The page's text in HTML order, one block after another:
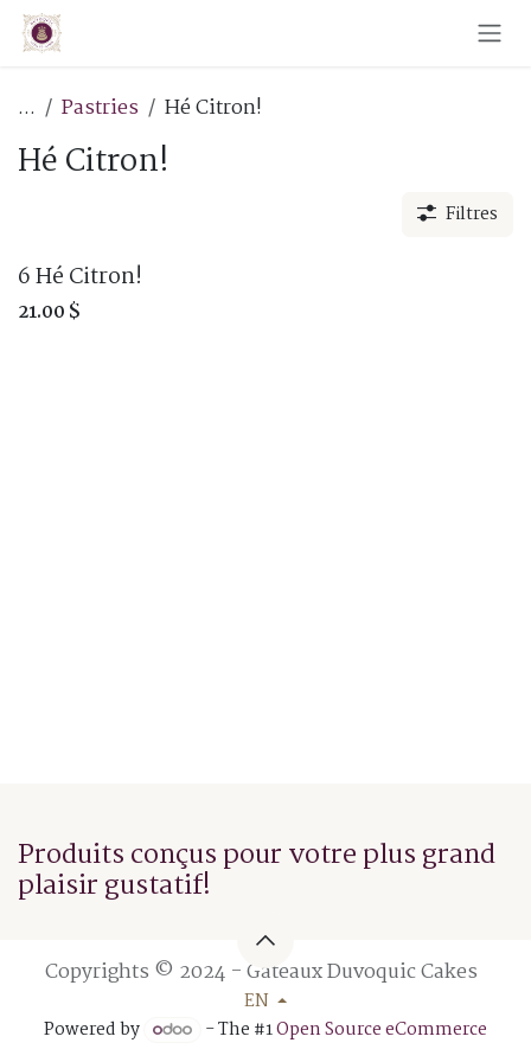
Skip to Content
... Pastries Hé Citron!
Hé Citron!
Filtres
6 Hé Citron!
21.00 $
Produits conçus pour votre plus grand
plaisir gustatif!
Copyrights © 2024 - Gâteaux Duvoquic Cakes
EN
Powered by
- The #1Open Source eCommerce